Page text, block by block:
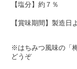
【塩分】約７％
【賞味期間】製造日
※はちみつ風味の「
どうぞ